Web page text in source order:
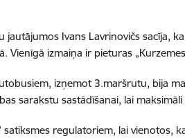
Ivans Lavrinovičs sacīja,
izmaiņa ir pieturas
izņemot 3.maršrutu, bija
sarakstu sastādīšanai, lai
satiksmes regulatoriem, lai